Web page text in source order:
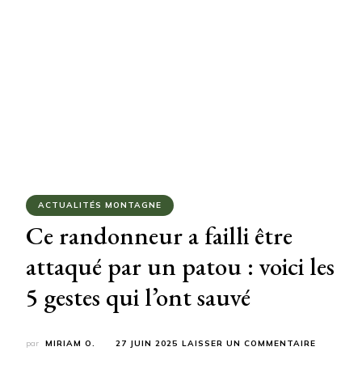
ACTUALITÉS MONTAGNE
Ce randonneur a failli être
attaqué par un patou : voici les
5 gestes qui l’ont sauvé
par MIRIAM O. 27 JUIN 2025 LAISSER UN COMMENTAIRE